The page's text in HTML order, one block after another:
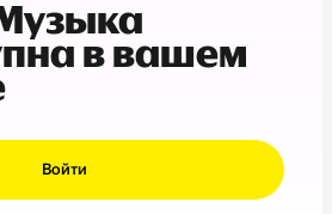
в вашем
Войти